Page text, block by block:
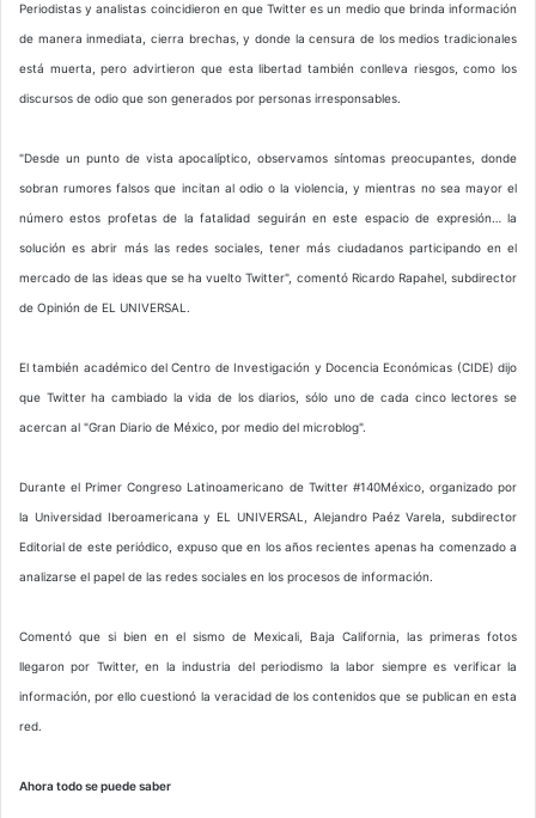
Periodistas y analistas coincidieron en que Twitter es un medio que brinda información
de manera inmediata, cierra brechas, y donde la censura de los medios tradicionales
está muerta, pero advirtieron que esta libertad también conlleva riesgos, como los
discursos de odio que son generados por personas irresponsables.
"Desde un punto de vista apocalíptico, observamos síntomas preocupantes, donde
sobran rumores falsos que incitan al odio o la violencia, y mientras no sea mayor el
número estos profetas de la fatalidad seguirán en este espacio de expresión… la
solución es abrir más las redes sociales, tener más ciudadanos participando en el
mercado de las ideas que se ha vuelto Twitter", comentó Ricardo Rapahel, subdirector
de Opinión de EL UNIVERSAL.
El también académico del Centro de Investigación y Docencia Económicas (CIDE) dijo
que Twitter ha cambiado la vida de los diarios, sólo uno de cada cinco lectores se
acercan al "Gran Diario de México, por medio del microblog".
Durante el Primer Congreso Latinoamericano de Twitter #140México, organizado por
la Universidad Iberoamericana y EL UNIVERSAL, Alejandro Paéz Varela, subdirector
Editorial de este periódico, expuso que en los años recientes apenas ha comenzado a
analizarse el papel de las redes sociales en los procesos de información.
Comentó que si bien en el sismo de Mexicali, Baja California, las primeras fotos
llegaron por Twitter, en la industria del periodismo la labor siempre es verificar la
información, por ello cuestionó la veracidad de los contenidos que se publican en esta
red.
Ahora todo se puede saber